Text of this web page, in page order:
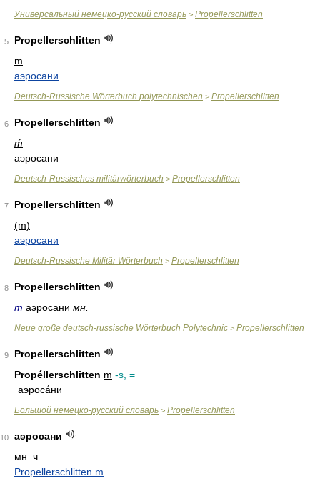
Универсальный немецко-русский словарь > Propellerschlitten
5
Propellerschlitten
m
аэросани
Deutsch-Russische Wörterbuch polytechnischen > Propellerschlitten
6
Propellerschlitten
ḿ
аэросани
Deutsch-Russisches militärwörterbuch > Propellerschlitten
7
Propellerschlitten
(m)
аэросани
Deutsch-Russische Militär Wörterbuch > Propellerschlitten
8
Propellerschlitten
m аэросани мн.
Neue große deutsch-russische Wörterbuch Polytechnic > Propellerschlitten
9
Propellerschlitten
Propéllerschlitten m -s, =
аэроса́ни
Большой немецко-русский словарь > Propellerschlitten
10
аэросани
мн. ч.
Propellerschlitten m